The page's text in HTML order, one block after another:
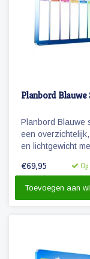
Planbord Blauwe
Planbord Blauwe
een
en lichtgewicht
(60 x 40 cm). Het
week en werkt
€69,95
Toevoegen aan